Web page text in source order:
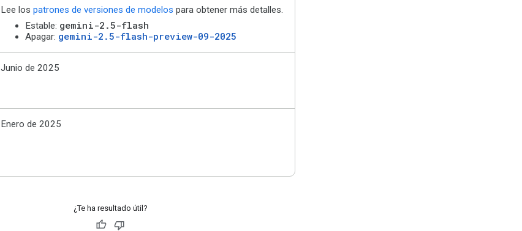
Lee los patrones de versiones de modelos para obtener más detalles.
Estable: gemini-2.5-flash
Apagar: gemini-2.5-flash-preview-09-2025
Junio de 2025
Enero de 2025
¿Te ha resultado útil?